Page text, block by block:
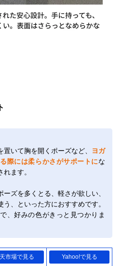
いて胸を開くポーズなど、
ヨガ
際には柔らかさがサポートにな
ます。
ズを多くとる、軽さが欲しい、
、といった方におすすめです。
、好みの色がきっと見つかりま
市場で見る Yahoo!で見る